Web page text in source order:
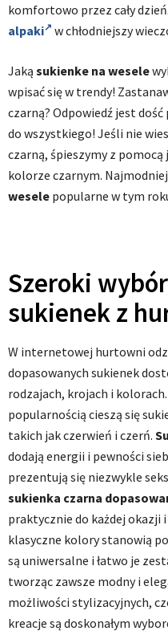
komfortowo przez cały
alpaki
w chłodniejszy
Jaką sukienke na wesele
wpisać się w trendy!
czarną? Odpowiedź jest
do wszystkiego! Jeśli nie
czarną, śpieszymy z
kolorze czarnym.
wesele popularne w tym
Szeroki
sukienek z
W internetowej hurtowni
dopasowanych sukienek
rodzajach, krojach i
popularnością cieszą się
takich jak czerwień i czerń.
dodają energii i pewności
prezentują się niezwykle
sukienka czarna
praktycznie do każdej okazji
klasyczne kolory stanowią
są uniwersalne i łatwo je
tworząc zawsze modny i
możliwości stylizacyjnych,
kreacje są doskonałym